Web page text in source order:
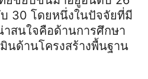
30 โดยหนึ่งในปัจจัยที่มี
สนใจคือด้านการศึกษา
นด้านโครงสร้างพื้นฐาน